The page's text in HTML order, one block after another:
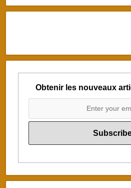
Obtenir les nouveaux